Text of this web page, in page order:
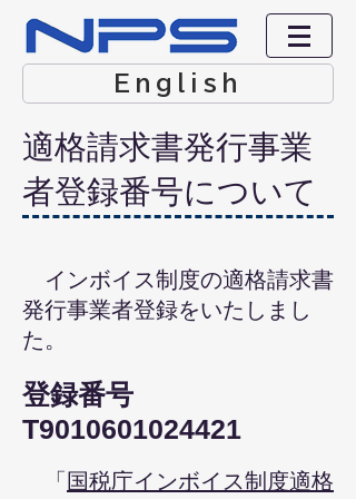
English
​適格請求書発行事業
者登録番号について
インボイス制度の適格請求書
発行事業者登録をいたしまし
た。
​登録番号
T9010601024421
「 国税庁インボイス制度適格